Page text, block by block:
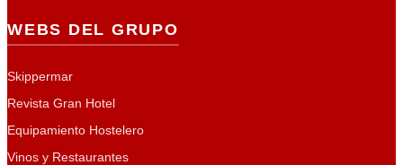
WEBS DEL GRUPO
Skippermar
Revista Gran Hotel
Equipamiento Hostelero
Vinos y Restaurantes